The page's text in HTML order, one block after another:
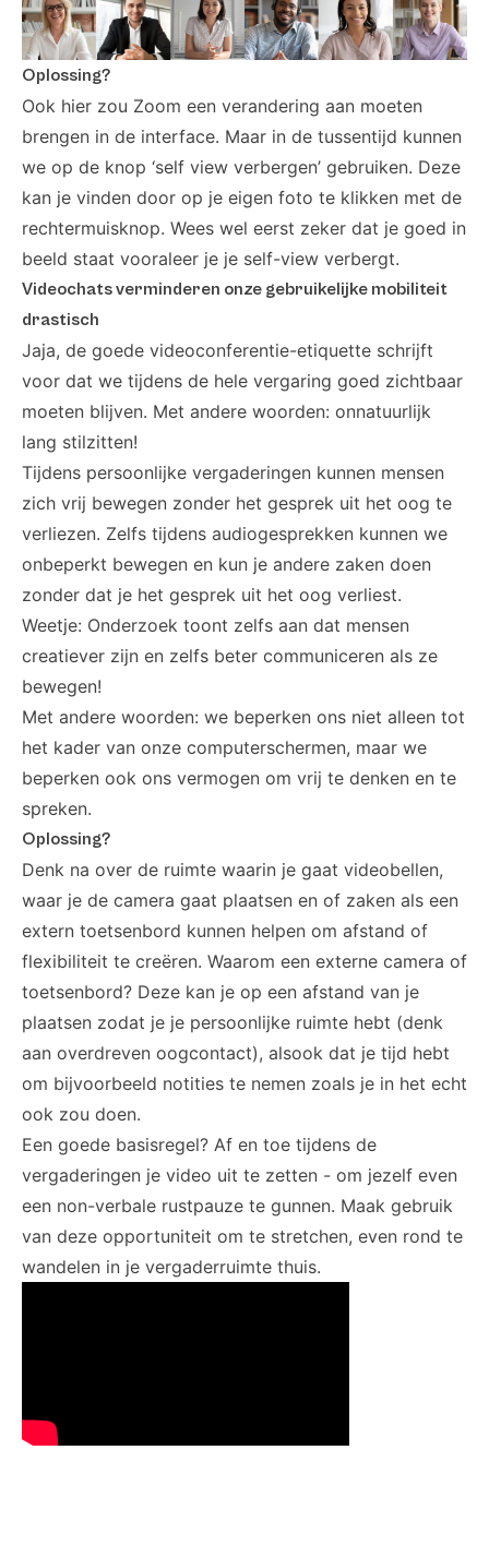
Oplossing?
Ook hier zou Zoom een verandering aan moeten
brengen in de interface. Maar in de tussentijd kunnen
we op de knop ‘self view verbergen’ gebruiken. Deze
kan je vinden door op je eigen foto te klikken met de
rechtermuisknop. Wees wel eerst zeker dat je goed in
beeld staat vooraleer je je self-view verbergt.
Videochats verminderen onze gebruikelijke mobiliteit
drastisch
Jaja, de goede videoconferentie-etiquette schrijft
voor dat we tijdens de hele vergaring goed zichtbaar
moeten blijven. Met andere woorden: onnatuurlijk
lang stilzitten!
Tijdens persoonlijke vergaderingen kunnen mensen
zich vrij bewegen zonder het gesprek uit het oog te
verliezen. Zelfs tijdens audiogesprekken kunnen we
onbeperkt bewegen en kun je andere zaken doen
zonder dat je het gesprek uit het oog verliest.
Weetje: Onderzoek toont zelfs aan dat mensen
creatiever zijn en zelfs beter communiceren als ze
bewegen!
Met andere woorden: we beperken ons niet alleen tot
het kader van onze computerschermen, maar we
beperken ook ons vermogen om vrij te denken en te
spreken.
Oplossing?
Denk na over de ruimte waarin je gaat videobellen,
waar je de camera gaat plaatsen en of zaken als een
extern toetsenbord kunnen helpen om afstand of
flexibiliteit te creëren. Waarom een externe camera of
toetsenbord? Deze kan je op een afstand van je
plaatsen zodat je je persoonlijke ruimte hebt (denk
aan overdreven oogcontact), alsook dat je tijd hebt
om bijvoorbeeld notities te nemen zoals je in het echt
ook zou doen.
Een goede basisregel? Af en toe tijdens de
vergaderingen je video uit te zetten - om jezelf even
een non-verbale rustpauze te gunnen. Maak gebruik
van deze opportuniteit om te stretchen, even rond te
wandelen in je vergaderruimte thuis.